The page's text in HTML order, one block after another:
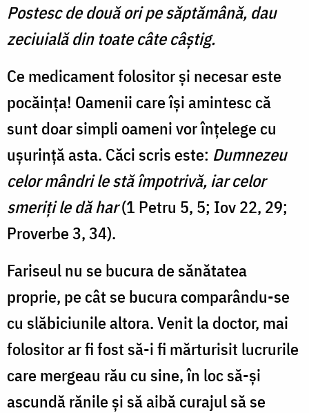
Postesc de două ori pe săptămână, dau
zeciuială din toate câte câştig.
Ce medicament folositor și necesar este
pocăința! Oamenii care își amintesc că
sunt doar simpli oameni vor înțelege cu
ușurință asta. Căci scris este: Dumnezeu
celor mândri le stă împotrivă, iar celor
smeriţi le dă har(1 Petru 5, 5; Iov 22, 29;
Proverbe 3, 34).
Fariseul nu se bucura de sănătatea
proprie, pe cât se bucura comparându-se
cu slăbiciunile altora. Venit la doctor, mai
folositor ar fi fost să-i fi mărturisit lucrurile
care mergeau rău cu sine, în loc să-și
ascundă rănile și să aibă curajul să se